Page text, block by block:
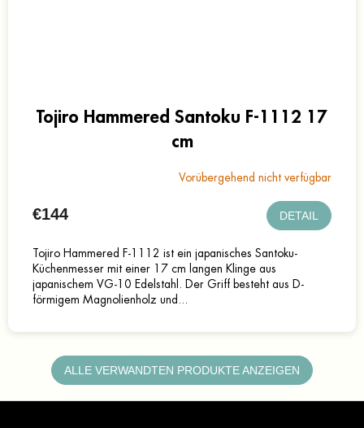
Tojiro Hammered Santoku F-1112 17
cm
Vorübergehend nicht verfügbar
€144 DETAIL
Tojiro Hammered F-1112 ist ein japanisches Santoku-
Küchenmesser mit einer 17 cm langen Klinge aus
japanischem VG-10 Edelstahl. Der Griff besteht aus D-
förmigem Magnolienholz und...
ALLE VERWANDTEN PRODUKTE ANZEIGEN